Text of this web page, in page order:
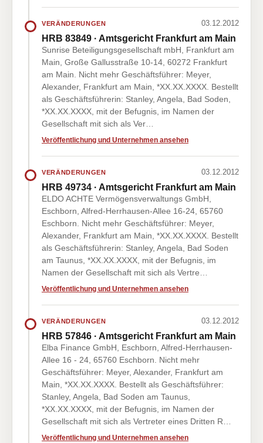
VERÄNDERUNGEN 03.12.2012
HRB 83849 · Amtsgericht Frankfurt am Main
Sunrise Beteiligungsgesellschaft mbH, Frankfurt am
Main, Große Gallusstraße 10-14, 60272 Frankfurt
am Main. Nicht mehr Geschäftsführer: Meyer,
Alexander, Frankfurt am Main, *XX.XX.XXXX. Bestellt
als Geschäftsführerin: Stanley, Angela, Bad Soden,
*XX.XX.XXXX, mit der Befugnis, im Namen der
Gesellschaft mit sich als Ver…
Veröffentlichung und Unternehmen ansehen
VERÄNDERUNGEN 03.12.2012
HRB 49734 · Amtsgericht Frankfurt am Main
ELDO ACHTE Vermögensverwaltungs GmbH,
Eschborn, Alfred-Herrhausen-Allee 16-24, 65760
Eschborn. Nicht mehr Geschäftsführer: Meyer,
Alexander, Frankfurt am Main, *XX.XX.XXXX. Bestellt
als Geschäftsführerin: Stanley, Angela, Bad Soden
am Taunus, *XX.XX.XXXX, mit der Befugnis, im
Namen der Gesellschaft mit sich als Vertre…
Veröffentlichung und Unternehmen ansehen
VERÄNDERUNGEN 03.12.2012
HRB 57846 · Amtsgericht Frankfurt am Main
Elba Finance GmbH, Eschborn, Alfred-Herrhausen-
Allee 16 - 24, 65760 Eschborn. Nicht mehr
Geschäftsführer: Meyer, Alexander, Frankfurt am
Main, *XX.XX.XXXX. Bestellt als Geschäftsführer:
Stanley, Angela, Bad Soden am Taunus,
*XX.XX.XXXX, mit der Befugnis, im Namen der
Gesellschaft mit sich als Vertreter eines Dritten R…
Veröffentlichung und Unternehmen ansehen